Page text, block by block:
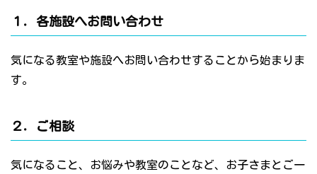
１．各施設へお問い合わせ
気になる教室や施設へお問い合わせすることから始まりま
す。
２．ご相談
気になること、お悩みや教室のことなど、お子さまとご一